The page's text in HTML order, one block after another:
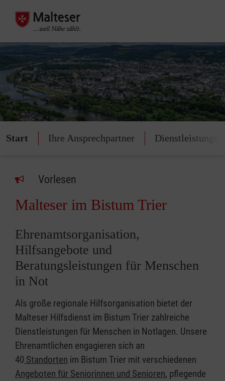
Start Ihre Ansprechpartner Dienstleistungen
Vorlesen
Malteser im Bistum Trier
Ehrenamtsorganisation,
Hilfsangebote und
Beratungsleistungen für Menschen
in Not
Als große regionale Hilfsorganisation bietet der
Malteser Hilfsdienst im Bistum Trier zahlreiche
Dienstleistungen für Menschen in Notlagen. Unsere
Ehrenamtlichen engagieren sich an
40 Standorten im Bistum Trier mit verschiedenen
Angeboten für Seniorinnen und Senioren, pflegende